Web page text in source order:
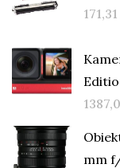
171,31
mm